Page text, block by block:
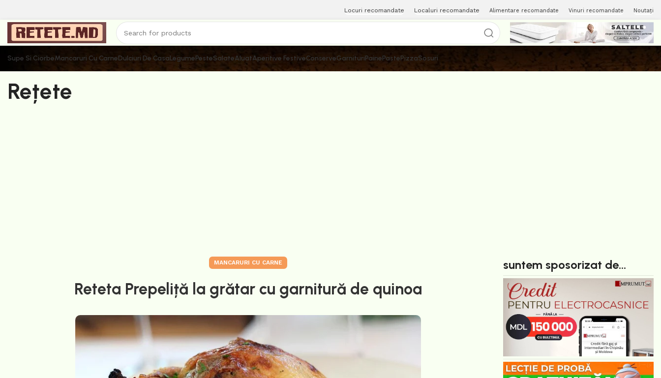
Locuri recomandate Localuri recomandate Alimentare recomandate Vinuri recomandate Noutați
Supe Si CiorbeMancaruri Cu CarneDulciuri De CasaLegumePesteSalateAluatAperitive FestiveConserveGarnituriPainePastePizzaSosuri
Rețete
MANCARURI CU CARNE
Reteta Prepeliță la grătar cu garnitură de quinoa
suntem sposorizat de...